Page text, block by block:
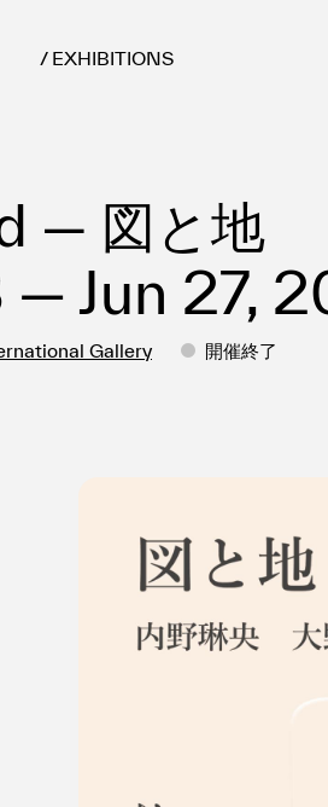
/ EXHIBITIONS
Artworks
Galleries & Museums
Exhibitions
Art Fairs & Events
Press Releases
プラ
— 図と地
Jun 27,
Gallery 開催終了